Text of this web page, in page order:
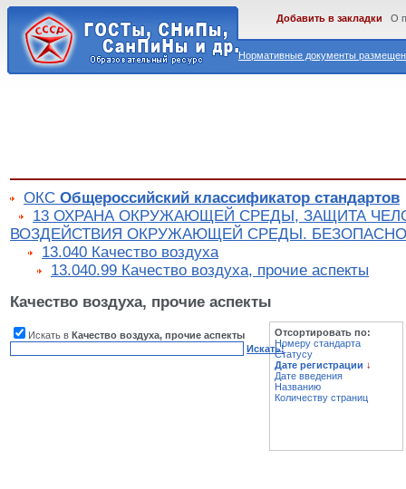
Нормативные документы
Добавить в закладки О
ОКС Общероссийский классификатор стандартов
13 ОХРАНА ОКРУЖАЮЩЕЙ СРЕДЫ, ЗАЩИТА
ВОЗДЕЙСТВИЯ ОКРУЖАЮЩЕЙ СРЕДЫ.
13.040 Качество воздуха
13.040.99 Качество воздуха, прочие аспекты
Качество воздуха, прочие аспекты
Искать в Качество воздуха, прочие аспекты
Искать!
Отсортировать по:
Номеру стандарта
Статусу
Дате регистрации ↓
Дате введения
Названию
Количеству страниц